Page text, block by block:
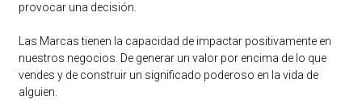
provocar una decisión.
Las Marcas tienen la capacidad de impactar positivamente en
nuestros negocios. De generar un valor por encima de lo que
vendes y de construir un significado poderoso en la vida de
alguien.